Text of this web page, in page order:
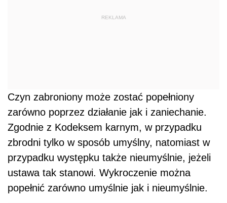
REKLAMA
Czyn zabroniony może zostać popełniony
zarówno poprzez działanie jak i zaniechanie.
Zgodnie z Kodeksem karnym, w przypadku
zbrodni tylko w sposób umyślny, natomiast w
przypadku występku także nieumyślnie, jeżeli
ustawa tak stanowi. Wykroczenie można
popełnić zarówno umyślnie jak i nieumyślnie.